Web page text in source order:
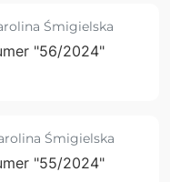
Śmigielska
"56/2024"
Śmigielska
"55/2024"